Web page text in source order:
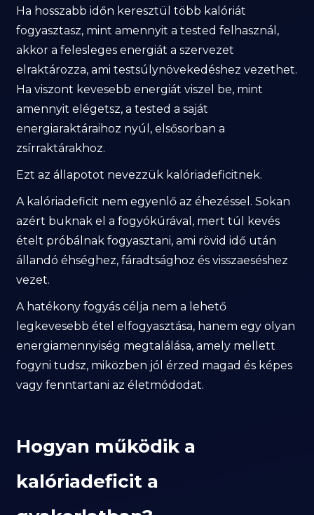
Ha hosszabb időn keresztül több kalóriát
fogyasztasz, mint amennyit a tested felhasznál,
akkor a felesleges energiát a szervezet
elraktározza, ami testsúlynövekedéshez vezethet.
Ha viszont kevesebb energiát viszel be, mint
amennyit elégetsz, a tested a saját
energiaraktáraihoz nyúl, elsősorban a
zsírraktárakhoz.
Ezt az állapotot nevezzük kalóriadeficitnek.
A kalóriadeficit nem egyenlő az éhezéssel. Sokan
azért buknak el a fogyókúrával, mert túl kevés
ételt próbálnak fogyasztani, ami rövid idő után
állandó éhséghez, fáradtsághoz és visszaeséshez
vezet.
A hatékony fogyás célja nem a lehető
legkevesebb étel elfogyasztása, hanem egy olyan
energiamennyiség megtalálása, amely mellett
fogyni tudsz, miközben jól érzed magad és képes
vagy fenntartani az életmódodat.
Hogyan működik a
kalóriadeficit a